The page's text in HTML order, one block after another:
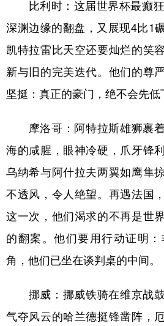
比利时：这届世界杯最癫狂
深渊边缘的翻盘，又展现4比1
凯特拉雷比天空还要灿烂的笑
新与旧的完美迭代。他们的尊
坚挺：真正的豪门，绝不会先低
摩洛哥：阿特拉斯雄狮裹着
海的咸腥，眼神冷硬，爪牙锋
乌纳希与阿什拉夫两翼如鹰隼
不透风，令人绝望。再遇法国
这一次，他们渴求的不再是世
的翻案。他们要用行动证明
角，他们已坐在谈判桌的中间。
挪威：挪威铁骑在维京战鼓
气夺风云的哈兰德挺锋凿阵，